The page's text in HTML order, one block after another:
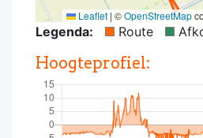
Leaflet | ©OpenStreetMap
Legenda: Route
Hoogteprofiel: